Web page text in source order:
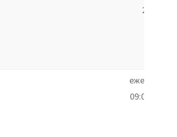
21:00
ежедневно,
09:00–21:00